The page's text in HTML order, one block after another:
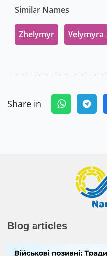
Similar Names
Zhelymyr Velymyra
Share in
Blog articles